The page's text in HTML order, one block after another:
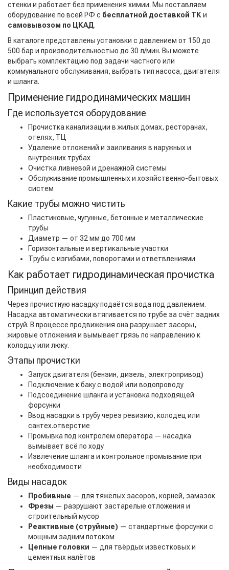
стенки и работает без применения химии. Мы поставляем
оборудование по всей РФ с бесплатной доставкой ТКи
самовывозом по ЦКАД.
В каталоге представлены установки с давлением от 150 до
500 бар и производительностью до 30 л/мин. Вы можете
выбрать комплектацию под задачи частного или
коммунального обслуживания, выбрать тип насоса, двигателя
и шланга.
Применение гидродинамических машин
Где используется оборудование
Прочистка канализации в жилых домах, ресторанах,
отелях, ТЦ
Удаление отложений и заиливания в наружных и
внутренних трубах
Очистка ливневой и дренажной системы
Обслуживание промышленных и хозяйственно-бытовых
систем
Какие трубы можно чистить
Пластиковые, чугунные, бетонные и металлические
трубы
Диаметр — от 32 мм до 700 мм
Горизонтальные и вертикальные участки
Трубы с изгибами, поворотами и ответвлениями
Как работает гидродинамическая прочистка
Принцип действия
Через прочистную насадку подаётся вода под давлением.
Насадка автоматически втягивается по трубе за счёт задних
струй. В процессе продвижения она разрушает засоры,
жировые отложения и вымывает грязь по направлению к
колодцу или люку.
Этапы прочистки
Запуск двигателя (бензин, дизель, электропривод)
Подключение к баку с водой или водопроводу
Подсоединение шланга и установка подходящей
форсунки
Ввод насадки в трубу через ревизию, колодец или
сантех.отверстие
Промывка под контролем оператора — насадка
вымывает всё по ходу
Извлечение шланга и контрольное промывание при
необходимости
Виды насадок
Пробивные — для тяжёлых засоров, корней, замазок
Фрезы — разрушают застарелые отложения и
строительный мусор
Реактивные (струйные) — стандартные форсунки с
мощным задним потоком
Цепные головки — для твёрдых известковых и
цементных налётов